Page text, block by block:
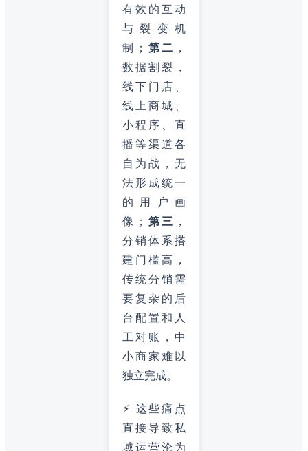
有效的互动
与裂变机
制； 第二 ，
数据割裂，
线下门店、
线上商城、
小程序、直
播等渠道各
自为战，无
法形成统一
的用户画
像； 第三
，
分销体系搭
建门槛高，
传统分销需
要复杂的后
台配置和人
工对账，中
小商家难以
独立完成。
⚡ 这些痛点
直接导致私
域运营沦为